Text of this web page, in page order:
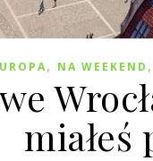
, NA WEEKEND ,
miałeś